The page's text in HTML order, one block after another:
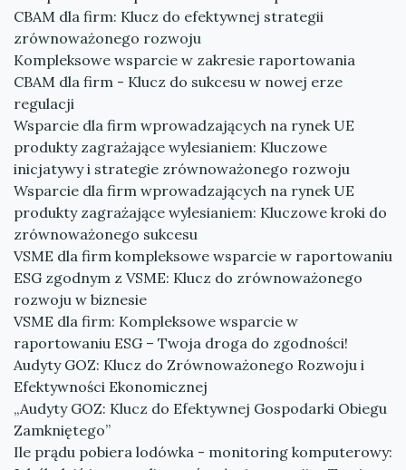
CBAM dla firm: Klucz do efektywnej strategii
zrównoważonego rozwoju
Kompleksowe wsparcie w zakresie raportowania
CBAM dla firm - Klucz do sukcesu w nowej erze
regulacji
Wsparcie dla firm wprowadzających na rynek UE
produkty zagrażające wylesianiem: Kluczowe
inicjatywy i strategie zrównoważonego rozwoju
Wsparcie dla firm wprowadzających na rynek UE
produkty zagrażające wylesianiem: Kluczowe kroki do
zrównoważonego sukcesu
VSME dla firm kompleksowe wsparcie w raportowaniu
ESG zgodnym z VSME: Klucz do zrównoważonego
rozwoju w biznesie
VSME dla firm: Kompleksowe wsparcie w
raportowaniu ESG – Twoja droga do zgodności!
Audyty GOZ: Klucz do Zrównoważonego Rozwoju i
Efektywności Ekonomicznej
„Audyty GOZ: Klucz do Efektywnej Gospodarki Obiegu
Zamkniętego”
Ile prądu pobiera lodówka - monitoring komputerowy: